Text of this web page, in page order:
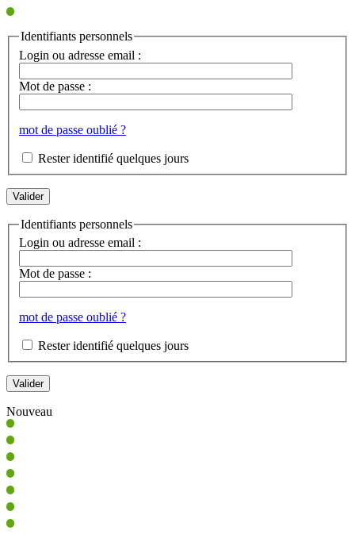
Identifiants personnels
Login ou adresse email :
Mot de passe :
mot de passe oublié ?
Rester identifié quelques jours
Identifiants personnels
Login ou adresse email :
Mot de passe :
mot de passe oublié ?
Rester identifié quelques jours
Nouveau